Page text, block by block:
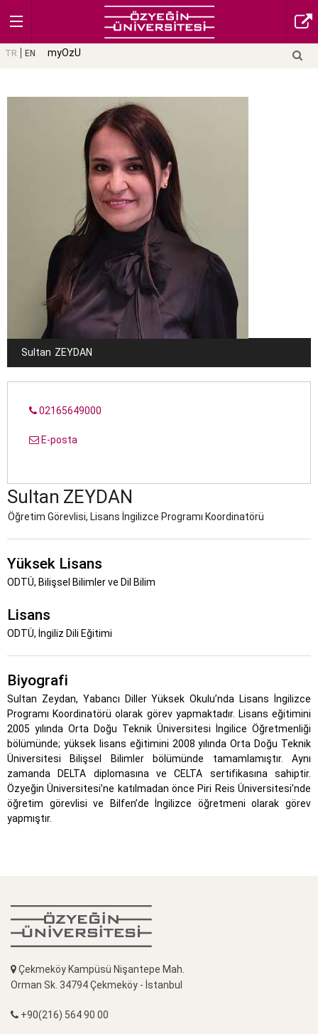
TR EN myOzU
Sultan ZEYDAN
02165649000
E-posta
Sultan ZEYDAN
Öğretim Görevlisi, Lisans İngilizce Programı Koordinatörü
Yüksek Lisans
ODTÜ, Bilişsel Bilimler ve Dil Bilim
Lisans
ODTÜ, İngiliz Dili Eğitimi
Biyografi
Sultan Zeydan, Yabancı Diller Yüksek Okulu’nda Lisans İngilizce
Programı Koordinatörü olarak görev yapmaktadır. Lisans eğitimini
2005 yılında Orta Doğu Teknik Üniversitesi İngilice Öğretmenliği
bölümünde; yüksek lisans eğitimini 2008 yılında Orta Doğu Teknik
Üniversitesi Bilişsel Bilimler bölümünde tamamlamıştır. Aynı
zamanda DELTA diplomasına ve CELTA sertifikasına sahiptir.
Özyeğin Üniversitesi’ne katılmadan önce Piri Reis Üniversitesi'nde
öğretim görevlisi ve Bilfen’de İngilizce öğretmeni olarak görev
yapmıştır.
Çekmeköy Kampüsü Nişantepe Mah.
Orman Sk. 34794 Çekmeköy - İstanbul
+90(216) 564 90 00